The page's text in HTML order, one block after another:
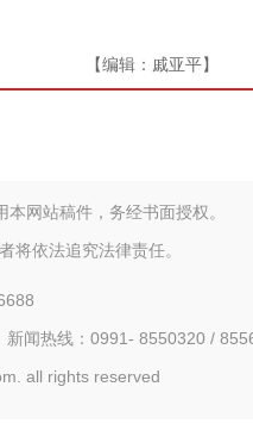
【编辑：戚亚平】
网站稿件，务经书面授权。
将依法追究法律责任。
闻热线：0991- 8550320 /
all rights reserved